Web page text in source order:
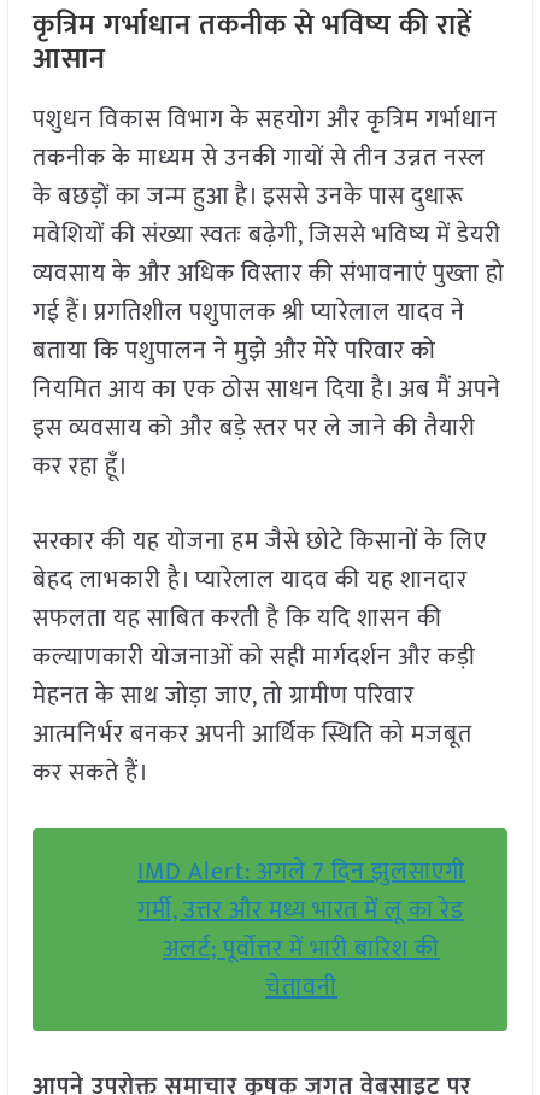
कृत्रिम गर्भाधान तकनीक से भविष्य की राहें
आसान
पशुधन विकास विभाग के सहयोग और कृत्रिम गर्भाधान
तकनीक के माध्यम से उनकी गायों से तीन उन्नत नस्ल
के बछड़ों का जन्म हुआ है। इससे उनके पास दुधारू
मवेशियों की संख्या स्वतः बढ़ेगी, जिससे भविष्य में डेयरी
व्यवसाय के और अधिक विस्तार की संभावनाएं पुख्ता हो
गई हैं। प्रगतिशील पशुपालक श्री प्यारेलाल यादव ने
बताया कि पशुपालन ने मुझे और मेरे परिवार को
नियमित आय का एक ठोस साधन दिया है। अब मैं अपने
इस व्यवसाय को और बड़े स्तर पर ले जाने की तैयारी
कर रहा हूँ।
सरकार की यह योजना हम जैसे छोटे किसानों के लिए
बेहद लाभकारी है। प्यारेलाल यादव की यह शानदार
सफलता यह साबित करती है कि यदि शासन की
कल्याणकारी योजनाओं को सही मार्गदर्शन और कड़ी
मेहनत के साथ जोड़ा जाए, तो ग्रामीण परिवार
आत्मनिर्भर बनकर अपनी आर्थिक स्थिति को मजबूत
कर सकते हैं।
IMD Alert: अगले 7 दिन झुलसाएगी
गर्मी, उत्तर और मध्य भारत में लू का रेड
अलर्ट; पूर्वोत्तर में भारी बारिश की
चेतावनी